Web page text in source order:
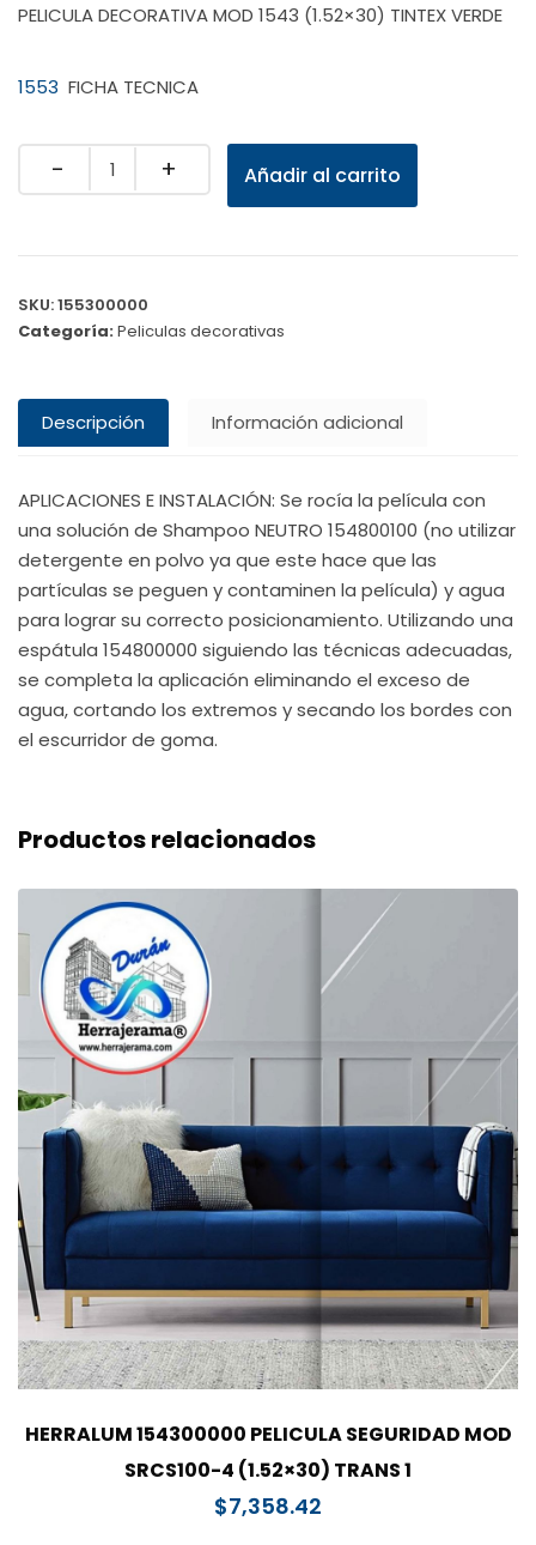
PELICULA DECORATIVA MOD 1543 (1.52×30) TINTEX VERDE
1553 FICHA TECNICA
Quantity Añadir al carrito
SKU:155300000
Categoría:Peliculas decorativas
Descripción Información adicional
APLICACIONES E INSTALACIÓN: Se rocía la película con
una solución de Shampoo NEUTRO 154800100 (no utilizar
detergente en polvo ya que este hace que las
partículas se peguen y contaminen la película) y agua
para lograr su correcto posicionamiento. Utilizando una
espátula 154800000 siguiendo las técnicas adecuadas,
se completa la aplicación eliminando el exceso de
agua, cortando los extremos y secando los bordes con
el escurridor de goma.
Productos relacionados
HERRALUM 154300000 PELICULA SEGURIDAD MOD
SRCS100-4 (1.52×30) TRANS 1
$7,358.42